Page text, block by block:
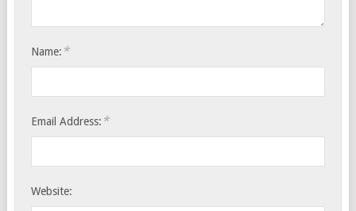
Name: *
Email Address: *
Website: